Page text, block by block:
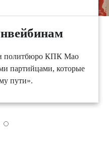
политбюро КПК Мао
партийцами, которые
пути».